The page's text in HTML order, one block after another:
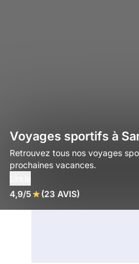
Voyages sportifs à
Retrouvez tous nos voyages
prochaines vacances.
4,9/5 (23 AVIS)